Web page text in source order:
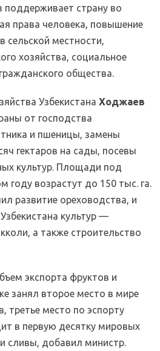
поддерживает страну во
права человека, повышение
сельской местности,
хозяйства, социальное
общества.
Узбекистана Ходжаев
от господства
и пшеницы, замены
гектаров на сады, посевы
культур. Площади под
году возрастут до 150 тыс. га.
развитие ореховодства, и
культур —
а также строительство
экспорта фруктов и
занял второе место в мире
третье место по эспорту
в первую десятку мировых
сливы, добавил министр.